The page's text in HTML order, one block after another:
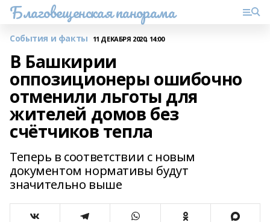
Благовещенская панорама
События и факты 11 ДЕКАБРЯ 2020, 14:00
В Башкирии
оппозиционеры ошибочно
отменили льготы для
жителей домов без
счётчиков тепла
Теперь в соответствии с новым
документом нормативы будут
значительно выше